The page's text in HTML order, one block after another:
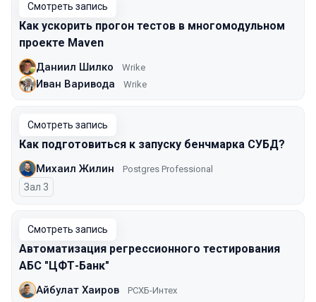
Смотреть запись
Как ускорить прогон тестов в многомодульном
проекте Maven
Даниил Шилко Wrike
Иван Варивода Wrike
Смотреть запись
Как подготовиться к запуску бенчмарка СУБД?
Михаил Жилин Postgres Professional
Зал 3
Смотреть запись
Автоматизация регрессионного тестирования
АБС "ЦФТ-Банк"
Айбулат Хаиров РСХБ-Интех